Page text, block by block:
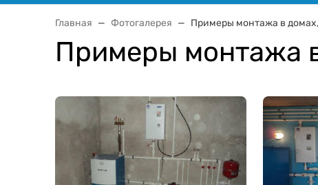
Главная Фотогалерея Примеры монтажа в
Примеры монтажа